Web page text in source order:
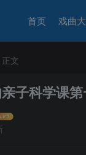
首页 戏曲
正文
子科学课